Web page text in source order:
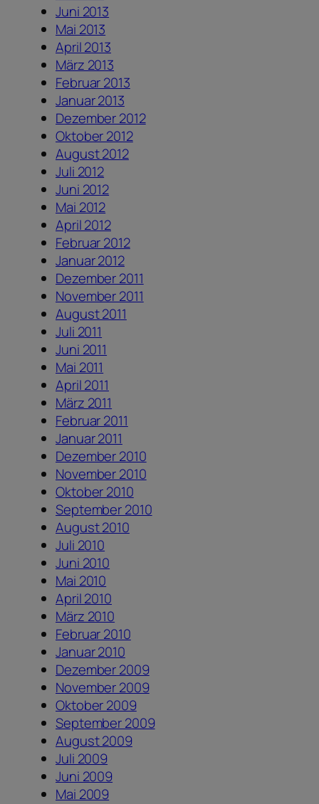
Juni 2013
Mai 2013
April 2013
März 2013
Februar 2013
Januar 2013
Dezember 2012
Oktober 2012
August 2012
Juli 2012
Juni 2012
Mai 2012
April 2012
Februar 2012
Januar 2012
Dezember 2011
November 2011
August 2011
Juli 2011
Juni 2011
Mai 2011
April 2011
März 2011
Februar 2011
Januar 2011
Dezember 2010
November 2010
Oktober 2010
September 2010
August 2010
Juli 2010
Juni 2010
Mai 2010
April 2010
März 2010
Februar 2010
Januar 2010
Dezember 2009
November 2009
Oktober 2009
September 2009
August 2009
Juli 2009
Juni 2009
Mai 2009